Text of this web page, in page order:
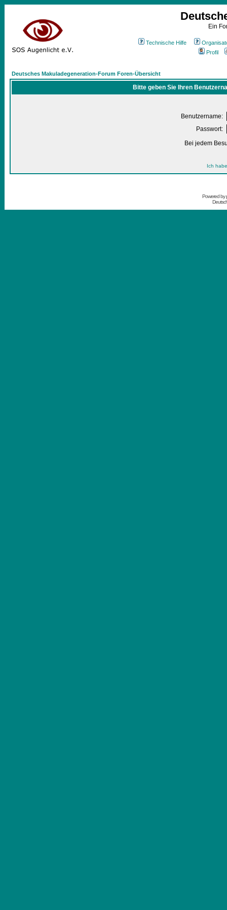
Ein
Technische Hilfe
Profil
Deutsches Makuladegeneration-Forum Foren-Übersicht
Bitte geben Sie Ihren
Benutzername:
Passwort:
Bei jedem
Ich
Powered by